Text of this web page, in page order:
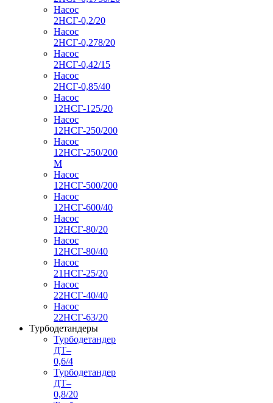
Насос
2НСГ-0,2/20
Насос
2НСГ-0,278/20
Насос
2НСГ-0,42/15
Насос
2НСГ-0,85/40
Насос
12НСГ-125/20
Насос
12НСГ-250/200
Насос
12НСГ-250/200
М
Насос
12НСГ-500/200
Насос
12НСГ-600/40
Насос
12НСГ-80/20
Насос
12НСГ-80/40
Насос
21НСГ-25/20
Насос
22НСГ-40/40
Насос
22НСГ-63/20
Турбодетандеры
Турбодетандер
ДТ–
0,6/4
Турбодетандер
ДТ–
0,8/20